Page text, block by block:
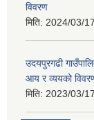
विवरण
मिति: 2024/03/
उदयपुरगढी
आय र व्ययको
मिति: 2023/03/